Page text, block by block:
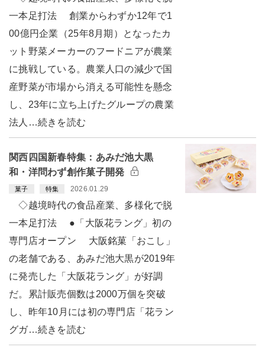
一本足打法 創業からわずか12年で1
00億円企業（25年8月期）となったカ
ット野菜メーカーのフードニアが農業
に挑戦している。農業人口の減少で国
産野菜が市場から消える可能性を懸念
し、23年に立ち上げたグループの農業
法人…続きを読む
関西四国新春特集：あみだ池大黒
和・洋問わず創作菓子開発
菓子 特集 2026.01.29
◇越境時代の食品産業、多様化で脱
一本足打法 ●「大阪花ラング」初の
専門店オープン 大阪銘菓「おこし」
の老舗である、あみだ池大黒が2019年
に発売した「大阪花ラング」が好調
だ。累計販売個数は2000万個を突破
し、昨年10月には初の専門店「花ラン
グガ…続きを読む